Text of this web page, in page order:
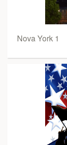
Nova York 1